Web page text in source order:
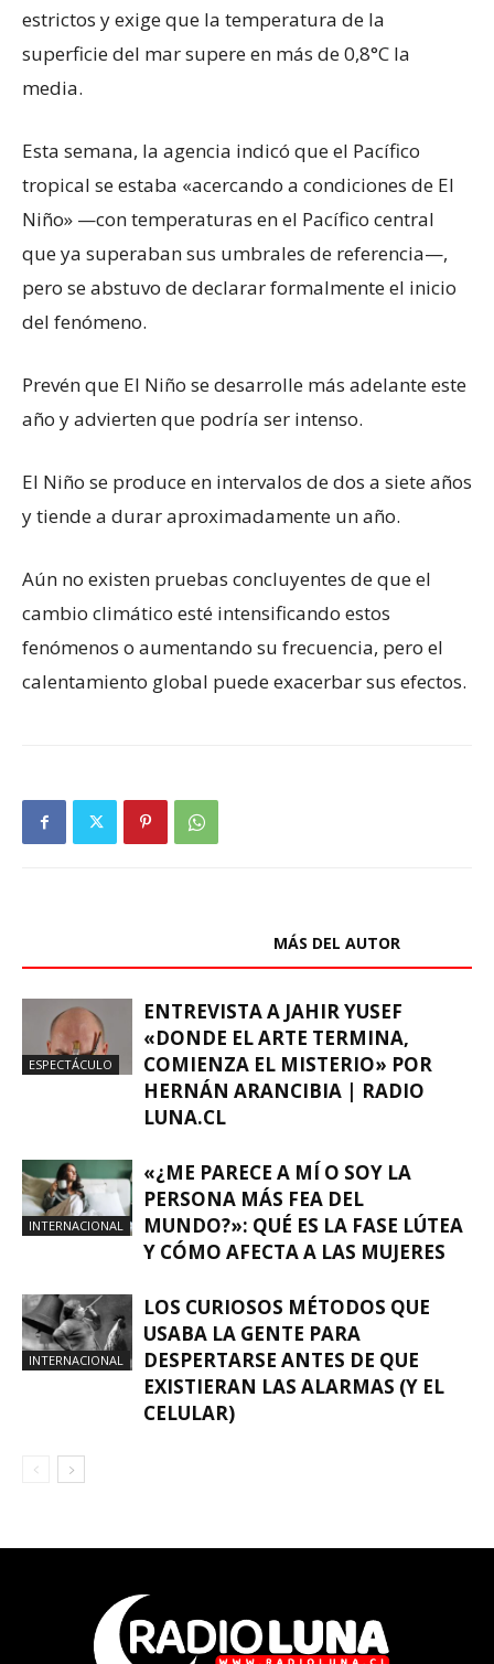
estrictos y exige que la temperatura de la
superficie del mar supere en más de 0,8°C la
media.
Esta semana, la agencia indicó que el Pacífico
tropical se estaba «acercando a condiciones de El
Niño» —con temperaturas en el Pacífico central
que ya superaban sus umbrales de referencia—,
pero se abstuvo de declarar formalmente el inicio
del fenómeno.
Prevén que El Niño se desarrolle más adelante este
año y advierten que podría ser intenso.
El Niño se produce en intervalos de dos a siete años
y tiende a durar aproximadamente un año.
Aún no existen pruebas concluyentes de que el
cambio climático esté intensificando estos
fenómenos o aumentando su frecuencia, pero el
calentamiento global puede exacerbar sus efectos.
MÁS DEL AUTOR
ESPECTÁCULO
ENTREVISTA A JAHIR YUSEF
«DONDE EL ARTE TERMINA,
COMIENZA EL MISTERIO» POR
HERNÁN ARANCIBIA | RADIO
LUNA.CL
INTERNACIONAL
«¿ME PARECE A MÍ O SOY LA
PERSONA MÁS FEA DEL
MUNDO?»: QUÉ ES LA FASE LÚTEA
Y CÓMO AFECTA A LAS MUJERES
INTERNACIONAL
LOS CURIOSOS MÉTODOS QUE
USABA LA GENTE PARA
DESPERTARSE ANTES DE QUE
EXISTIERAN LAS ALARMAS (Y EL
CELULAR)